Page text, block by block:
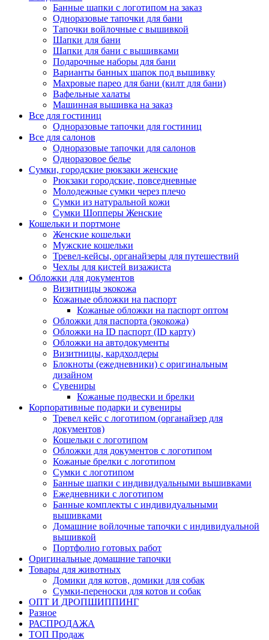
Банные шапки с логотипом на заказ
Одноразовые тапочки для бани
Тапочки войлочные с вышивкой
Шапки для бани
Шапки для бани с вышивками
Подарочные наборы для бани
Варианты банных шапок под вышивку
Махровые парео для бани (килт для бани)
Вафельные халаты
Машинная вышивка на заказ
Все для гостиниц
Одноразовые тапочки для гостиниц
Все для салонов
Одноразовые тапочки для салонов
Одноразовое белье
Сумки, городские рюкзаки женские
Рюкзаки городские, повседневные
Молодежные сумки через плечо
Сумки из натуральной кожи
Сумки Шопперы Женские
Кошельки и портмоне
Женские кошельки
Мужские кошельки
Тревел-кейсы, органайзеры для путешествий
Чехлы для кистей визажиста
Обложки для документов
Визитницы экокожа
Кожаные обложки на паспорт
Кожаные обложки на паспорт оптом
Обложки для паспорта (экокожа)
Обложки на ID паспорт (ID карту)
Обложки на автодокументы
Визитницы, кардхолдеры
Блокноты (ежедневники) с оригинальным
дизайном
Сувениры
Кожаные подвески и брелки
Корпоративные подарки и сувениры
Тревел кейс с логотипом (органайзер для
документов)
Кошельки с логотипом
Обложки для документов с логотипом
Кожаные брелки с логотипом
Сумки с логотипом
Банные шапки с индивидуальными вышивками
Ежедневники с логотипом
Банные комплекты с индивидуальными
вышивками
Домашние войлочные тапочки с индивидуальной
вышивкой
Портфолио готовых работ
Оригинальные домашние тапочки
Товары для животных
Домики для котов, домики для собак
Сумки-переноски для котов и собак
ОПТ И ДРОПШИППИНГ
Разное
РАСПРОДАЖА
ТОП Продаж